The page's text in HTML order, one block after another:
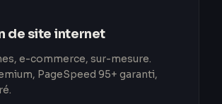
de site internet
e-commerce, sur-mesure.
PageSpeed 95+ garanti,